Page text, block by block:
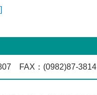
FAX ：(0982)87-3814